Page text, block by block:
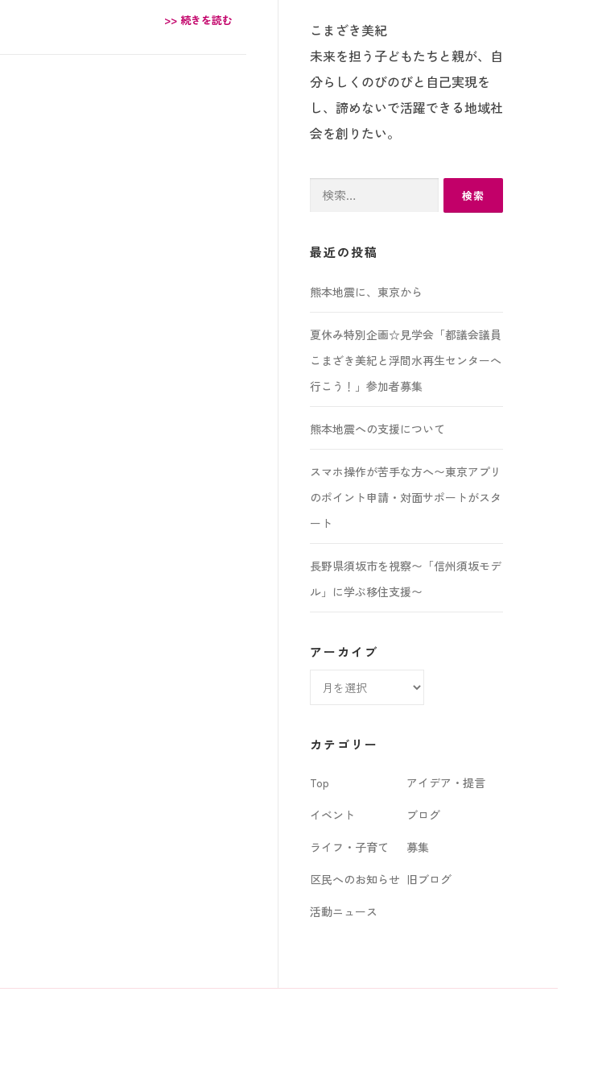
>> 続きを読む
こまざき美紀
未来を担う子どもたちと親が、自
分らしくのびのびと自己実現を
し、諦めないで活躍できる地域社
会を創りたい。
最近の投稿
熊本地震に、東京から
夏休み特別企画☆見学会「都議会議員
こまざき美紀と浮間水再生センターへ
行こう！」参加者募集
熊本地震への支援について
スマホ操作が苦手な方へ〜東京アプリ
のポイント申請・対面サポートがスタ
ート
長野県須坂市を視察〜「信州須坂モデ
ル」に学ぶ移住支援〜
アーカイブ
ブ
カテゴリー
Top
アイデア・提言
イベント
ブログ
ライフ・子育て
募集
区民へのお知らせ 旧ブログ
活動ニュース